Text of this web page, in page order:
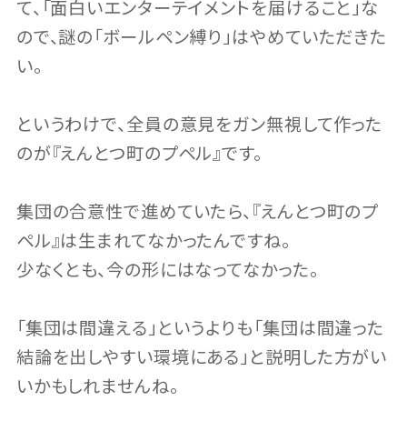
て、「面白いエンターテイメントを届けること」な
ので、謎の「ボールペン縛り」はやめていただきた
い。
というわけで、全員の意見をガン無視して作った
のが『えんとつ町のプペル』です。
集団の合意性で進めていたら、『えんとつ町のプ
ペル』は生まれてなかったんですね。
少なくとも、今の形にはなってなかった。
「集団は間違える」というよりも「集団は間違った
結論を出しやすい環境にある」と説明した方がい
いかもしれませんね。